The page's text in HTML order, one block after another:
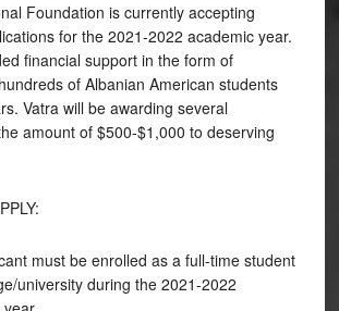
Foundation is currently accepting
for the 2021-2022 academic year.
financial support in the form of
of Albanian American students
Vatra will be awarding several
amount of $500-$1,000 to deserving
must be enrolled as a full-time student
university during the 2021-2022